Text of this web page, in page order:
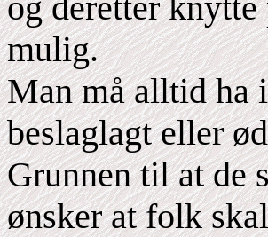
mulig.
Man må alltid ha
beslaglagt eller
Grunnen til at de
ønsker at folk